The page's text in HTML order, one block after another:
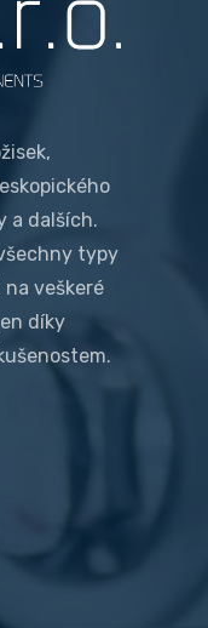
a dalších.
typy
veškeré
díky